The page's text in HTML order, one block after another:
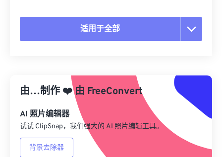
适用于全部
从预设应用
另存为预设
由…制作 ❤️由 FreeConvert
AI 照片编辑器
试试 ClipSnap，我们强大的 AI 照片编辑工具。
背景去除器